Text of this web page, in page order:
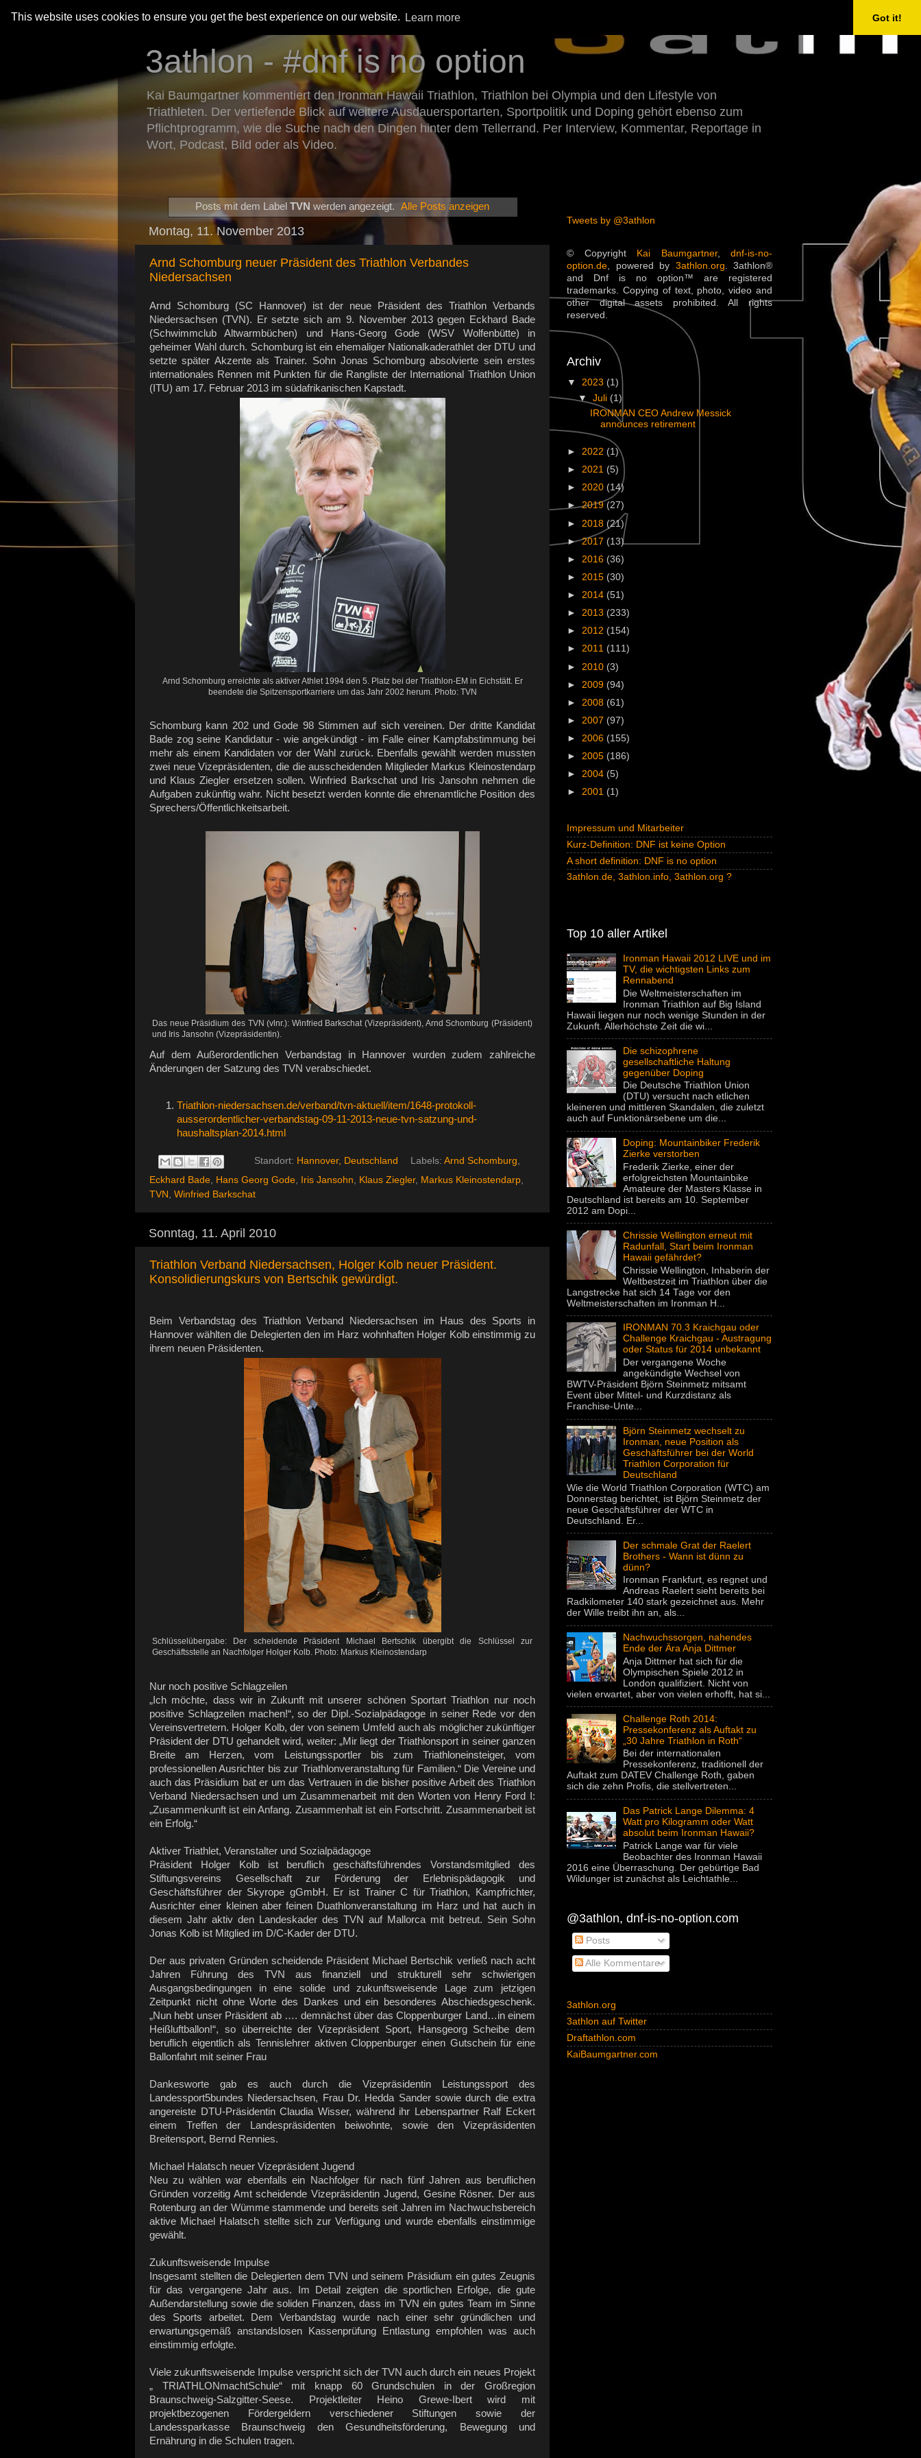
This website uses cookies to ensure you get the best experience on our website. Learn more Got it!
3athlon - #dnf is no option
Kai Baumgartner kommentiert den Ironman Hawaii Triathlon, Triathlon bei Olympia und den Lifestyle von
Triathleten. Der vertiefende Blick auf weitere Ausdauersportarten, Sportpolitik und Doping gehört ebenso zum
Pflichtprogramm, wie die Suche nach den Dingen hinter dem Tellerrand. Per Interview, Kommentar, Reportage in
Wort, Podcast, Bild oder als Video.
Posts mit dem Label TVN werden angezeigt. Alle Posts anzeigen
Montag, 11. November 2013
Arnd Schomburg neuer Präsident des Triathlon Verbandes
Niedersachsen
Arnd Schomburg (SC Hannover) ist der neue Präsident des Triathlon Verbands
Niedersachsen (TVN). Er setzte sich am 9. November 2013 gegen Eckhard Bade
(Schwimmclub Altwarmbüchen) und Hans-Georg Gode (WSV Wolfenbütte) in
geheimer Wahl durch. Schomburg ist ein ehemaliger Nationalkaderathlet der DTU und
setzte später Akzente als Trainer. Sohn Jonas Schomburg absolvierte sein erstes
internationales Rennen mit Punkten für die Rangliste der International Triathlon Union
(ITU) am 17. Februar 2013 im südafrikanischen Kapstadt.
Arnd Schomburg erreichte als aktiver Athlet 1994 den 5. Platz bei der Triathlon-EM in Eichstätt. Er
beendete die Spitzensportkarriere um das Jahr 2002 herum. Photo: TVN
Schomburg kann 202 und Gode 98 Stimmen auf sich vereinen. Der dritte Kandidat
Bade zog seine Kandidatur - wie angekündigt - im Falle einer Kampfabstimmung bei
mehr als einem Kandidaten vor der Wahl zurück. Ebenfalls gewählt werden mussten
zwei neue Vizepräsidenten, die die ausscheidenden Mitglieder Markus Kleinostendarp
und Klaus Ziegler ersetzen sollen. Winfried Barkschat und Iris Jansohn nehmen die
Aufgaben zukünftig wahr. Nicht besetzt werden konnte die ehrenamtliche Position des
Sprechers/Öffentlichkeitsarbeit.
Das neue Präsidium des TVN (vlnr.): Winfried Barkschat (Vizepräsident), Arnd Schomburg (Präsident)
und Iris Jansohn (Vizepräsidentin).
Auf dem Außerordentlichen Verbandstag in Hannover wurden zudem zahlreiche
Änderungen der Satzung des TVN verabschiedet.
Triathlon-niedersachsen.de/verband/tvn-aktuell/item/1648-protokoll-
ausserordentlicher-verbandstag-09-11-2013-neue-tvn-satzung-und-
haushaltsplan-2014.html
Standort: Hannover, Deutschland Labels: Arnd Schomburg,
Eckhard Bade
Hans Georg Gode Iris Jansohn Klaus Ziegler, Markus Kleinostendarp
TVN
Winfried Barkschat
Sonntag, 11. April 2010
Triathlon Verband Niedersachsen, Holger Kolb neuer Präsident.
Konsolidierungskurs von Bertschik gewürdigt.
Beim Verbandstag des Triathlon Verband Niedersachsen im Haus des Sports in
Hannover wählten die Delegierten den im Harz wohnhaften Holger Kolb einstimmig zu
ihrem neuen Präsidenten.
Schlüsselübergabe: Der scheidende Präsident Michael Bertschik übergibt die Schlüssel zur
Geschäftsstelle an Nachfolger Holger Kolb. Photo: Markus Kleinostendarp
Nur noch positive Schlagzeilen
„Ich möchte, dass wir in Zukunft mit unserer schönen Sportart Triathlon nur noch
positive Schlagzeilen machen!“, so der Dipl.-Sozialpädagoge in seiner Rede vor den
Vereinsvertretern. Holger Kolb, der von seinem Umfeld auch als möglicher zukünftiger
Präsident der DTU gehandelt wird, weiter: „Mir liegt der Triathlonsport in seiner ganzen
Breite am Herzen, vom Leistungssportler bis zum Triathloneinsteiger, vom
professionellen Ausrichter bis zur Triathlonveranstaltung für Familien.“ Die Vereine und
auch das Präsidium bat er um das Vertrauen in die bisher positive Arbeit des Triathlon
Verband Niedersachsen und um Zusammenarbeit mit den Worten von Henry Ford I:
„Zusammenkunft ist ein Anfang. Zusammenhalt ist ein Fortschritt. Zusammenarbeit ist
ein Erfolg.“
Aktiver Triathlet, Veranstalter und Sozialpädagoge
Präsident Holger Kolb ist beruflich geschäftsführendes Vorstandsmitglied des
Stiftungsvereins Gesellschaft zur Förderung der Erlebnispädagogik und
Geschäftsführer der Skyrope gGmbH. Er ist Trainer C für Triathlon, Kampfrichter,
Ausrichter einer kleinen aber feinen Duathlonveranstaltung im Harz und hat auch in
diesem Jahr aktiv den Landeskader des TVN auf Mallorca mit betreut. Sein Sohn
Jonas Kolb ist Mitglied im D/C-Kader der DTU.
Der aus privaten Gründen scheidende Präsident Michael Bertschik verließ nach acht
Jahren Führung des TVN aus finanziell und strukturell sehr schwierigen
Ausgangsbedingungen in eine solide und zukunftsweisende Lage zum jetzigen
Zeitpunkt nicht ohne Worte des Dankes und ein besonderes Abschiedsgeschenk.
„Nun hebt unser Präsident ab …. demnächst über das Cloppenburger Land…in einem
Heißluftballon!“, so überreichte der Vizepräsident Sport, Hansgeorg Scheibe dem
beruflich eigentlich als Tennislehrer aktiven Cloppenburger einen Gutschein für eine
Ballonfahrt mit seiner Frau
Dankesworte gab es auch durch die Vizepräsidentin Leistungssport des
Landessport5bundes Niedersachsen, Frau Dr. Hedda Sander sowie durch die extra
angereiste DTU-Präsidentin Claudia Wisser, während ihr Lebenspartner Ralf Eckert
einem Treffen der Landespräsidenten beiwohnte, sowie den Vizepräsidenten
Breitensport, Bernd Rennies.
Michael Halatsch neuer Vizepräsident Jugend
Neu zu wählen war ebenfalls ein Nachfolger für nach fünf Jahren aus beruflichen
Gründen vorzeitig Amt scheidende Vizepräsidentin Jugend, Gesine Rösner. Der aus
Rotenburg an der Wümme stammende und bereits seit Jahren im Nachwuchsbereich
aktive Michael Halatsch stellte sich zur Verfügung und wurde ebenfalls einstimmige
gewählt.
Zukunftsweisende Impulse
Insgesamt stellten die Delegierten dem TVN und seinem Präsidium ein gutes Zeugnis
für das vergangene Jahr aus. Im Detail zeigten die sportlichen Erfolge, die gute
Außendarstellung sowie die soliden Finanzen, dass im TVN ein gutes Team im Sinne
des Sports arbeitet. Dem Verbandstag wurde nach einer sehr gründlichen und
erwartungsgemäß anstandslosen Kassenprüfung Entlastung empfohlen was auch
einstimmig erfolgte.
Viele zukunftsweisende Impulse verspricht sich der TVN auch durch ein neues Projekt
„ TRIATHLONmachtSchule“ mit knapp 60 Grundschulen in der Großregion
Braunschweig-Salzgitter-Seese. Projektleiter Heino Grewe-Ibert wird mit
projektbezogenen Fördergeldern verschiedener Stiftungen sowie der
Landessparkasse Braunschweig den Gesundheitsförderung, Bewegung und
Ernährung in die Schulen tragen.
Tweets by @3athlon
© Copyright Kai Baumgartner, dnf-is-no-
option.de , powered by 3athlon.org . 3athlon®
and Dnf is no option™ are registered
trademarks. Copying of text, photo, video and
other digital assets prohibited. All rights
reserved.
Archiv
▼ 2023 (1)
▼Juli (1)
IRONMAN CEO Andrew Messick
announces retirement
► 2022 (1)
► 2021 (5)
► 2020 (14)
►2019 (27)
► 2018 (21)
►2017 (13)
► 2016 (36)
► 2015 (30)
► 2014 (51)
► 2013 (233)
► 2012 (154)
► 2011 (111)
► 2010 (3)
► 2009 (94)
► 2008 (61)
► 2007 (97)
► 2006 (155)
► 2005 (186)
► 2004 (5)
► 2001 (1)
Impressum und Mitarbeiter
Kurz-Definition: DNF ist keine Option
A short definition: DNF is no option
3athlon.de, 3athlon.info, 3athlon.org ?
Top 10 aller Artikel
Ironman Hawaii 2012 LIVE und im
TV, die wichtigsten Links zum
Rennabend
Die Weltmeisterschaften im
Ironman Triathlon auf Big Island
Hawaii liegen nur noch wenige Stunden in der
Zukunft. Allerhöchste Zeit die wi...
Die schizophrene
gesellschaftliche Haltung
gegenüber Doping
Die Deutsche Triathlon Union
(DTU) versucht nach etlichen
kleineren und mittleren Skandalen, die zuletzt
auch auf Funktionärsebene um die...
Doping: Mountainbiker Frederik
Zierke verstorben
Frederik Zierke, einer der
erfolgreichsten Mountainbike
Amateure der Masters Klasse in
Deutschland ist bereits am 10. September
2012 am Dopi...
Chrissie Wellington erneut mit
Radunfall, Start beim Ironman
Hawaii gefährdet?
Chrissie Wellington, Inhaberin der
Weltbestzeit im Triathlon über die
Langstrecke hat sich 14 Tage vor den
Weltmeisterschaften im Ironman H...
IRONMAN 70.3 Kraichgau oder
Challenge Kraichgau - Austragung
oder Status für 2014 unbekannt
Der vergangene Woche
angekündigte Wechsel von
BWTV-Präsident Björn Steinmetz mitsamt
Event über Mittel- und Kurzdistanz als
Franchise-Unte...
Björn Steinmetz wechselt zu
Ironman, neue Position als
Geschäftsführer bei der World
Triathlon Corporation für
Deutschland
Wie die World Triathlon Corporation (WTC) am
Donnerstag berichtet, ist Björn Steinmetz der
neue Geschäftsführer der WTC in
Deutschland. Er...
Der schmale Grat der Raelert
Brothers - Wann ist dünn zu
dünn?
Ironman Frankfurt, es regnet und
Andreas Raelert sieht bereits bei
Radkilometer 140 stark gezeichnet aus. Mehr
der Wille treibt ihn an, als...
Nachwuchssorgen, nahendes
Ende der Ära Anja Dittmer
Anja Dittmer hat sich für die
Olympischen Spiele 2012 in
London qualifiziert. Nicht von
vielen erwartet, aber von vielen erhofft, hat si...
Challenge Roth 2014:
Pressekonferenz als Auftakt zu
„30 Jahre Triathlon in Roth“
Bei der internationalen
Pressekonferenz, traditionell der
Auftakt zum DATEV Challenge Roth, gaben
sich die zehn Profis, die stellvertreten...
Das Patrick Lange Dilemma: 4
Watt pro Kilogramm oder Watt
absolut beim Ironman Hawaii?
Patrick Lange war für viele
Beobachter des Ironman Hawaii
2016 eine Überraschung. Der gebürtige Bad
Wildunger ist zunächst als Leichtathle...
@3athlon, dnf-is-no-option.com
Posts
Alle Kommentare
3athlon.org
3athlon auf Twitter
Draftathlon.com
KaiBaumgartner.com